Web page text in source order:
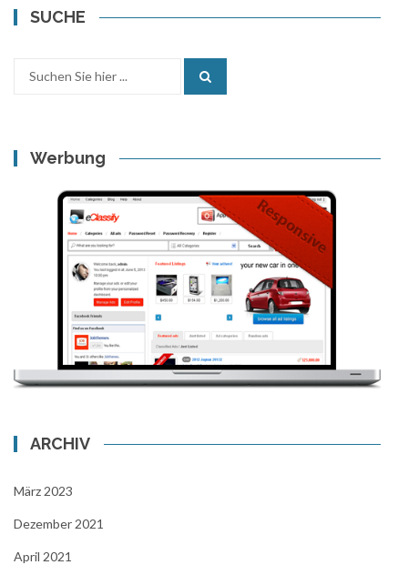
SUCHE
Werbung
ARCHIV
März 2023
Dezember 2021
April 2021